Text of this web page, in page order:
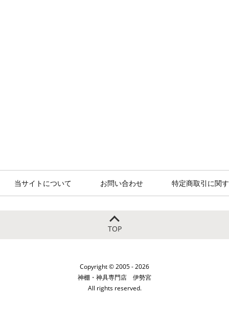
当サイトについて お問い合わせ 特定商取引に関
TOP
Copyright © 2005 - 2026
神棚・神具専門店 伊勢宮
All rights reserved.